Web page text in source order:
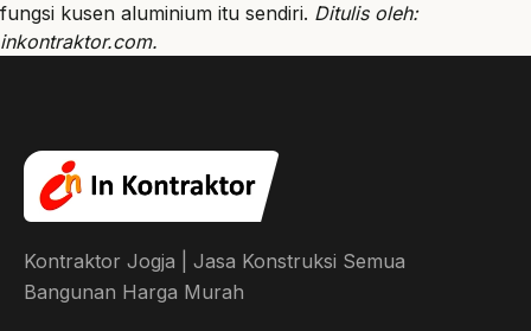
fungsi kusen aluminium itu sendiri. Ditulis oleh:
inkontraktor.com.
Kontraktor Jogja | Jasa Konstruksi Semua
Bangunan Harga Murah